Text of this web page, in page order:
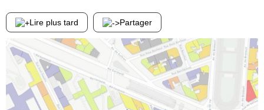
Lire plus tard Partager